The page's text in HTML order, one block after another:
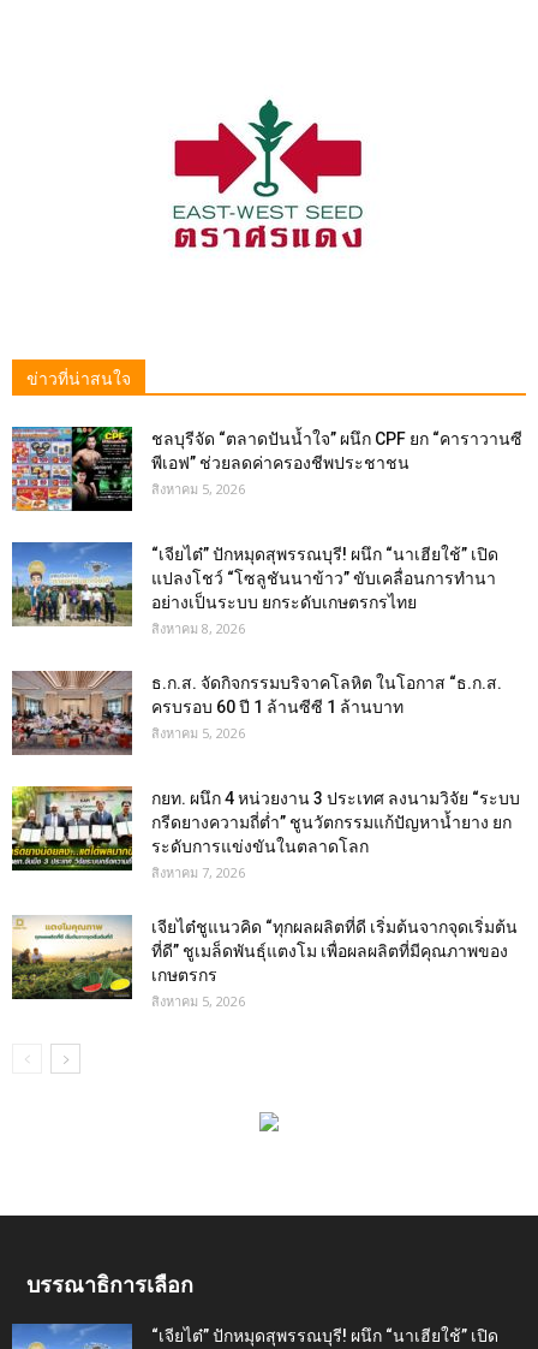
ข่าวที่น่าสนใจ
ชลบุรีจัด “ตลาดปันน้ำใจ” ผนึก CPF ยก “คาราวานซี
พีเอฟ” ช่วยลดค่าครองชีพประชาชน
สิงหาคม 5, 2026
“เจียไต๋” ปักหมุดสุพรรณบุรี! ผนึก “นาเฮียใช้” เปิด
แปลงโชว์ “โซลูชันนาข้าว” ขับเคลื่อนการทำนา
อย่างเป็นระบบ ยกระดับเกษตรกรไทย
สิงหาคม 8, 2026
ธ.ก.ส. จัดกิจกรรมบริจาคโลหิต ในโอกาส “ธ.ก.ส.
ครบรอบ 60 ปี 1 ล้านซีซี 1 ล้านบาท
สิงหาคม 5, 2026
กยท. ผนึก 4 หน่วยงาน 3 ประเทศ ลงนามวิจัย “ระบบ
กรีดยางความถี่ต่ำ” ชูนวัตกรรมแก้ปัญหาน้ำยาง ยก
ระดับการแข่งขันในตลาดโลก
สิงหาคม 7, 2026
เจียไต๋ชูแนวคิด “ทุกผลผลิตที่ดี เริ่มต้นจากจุดเริ่มต้น
ที่ดี” ชูเมล็ดพันธุ์แตงโม เพื่อผลผลิตที่มีคุณภาพของ
เกษตรกร
สิงหาคม 5, 2026
บรรณาธิการเลือก
“เจียไต๋” ปักหมุดสุพรรณบุรี! ผนึก “นาเฮียใช้” เปิด